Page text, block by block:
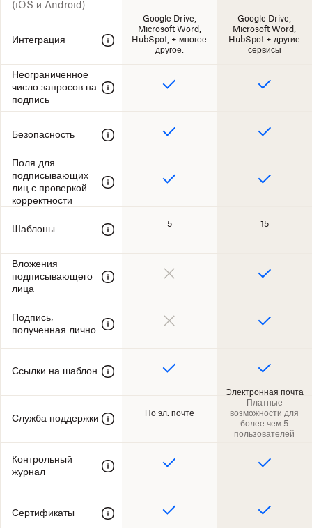
(iOS и Android)
Интеграция
Неограниченное
число запросов на
подпись
Безопасность
Поля для
подписывающих
лиц с проверкой
корректности
Шаблоны
Вложения
подписывающего
лица
Подпись,
полученная лично
Ссылки на шаблон
Служба поддержки
Контрольный
журнал
Сертификаты
Google Drive,
Microsoft Word,
HubSpot, + многое
другое.
5
По эл. почте
Google Drive,
Microsoft Word,
HubSpot + другие
сервисы
15
Электронная почта
Платные
возможности для
более чем 5
пользователей